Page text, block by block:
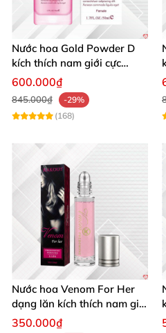
Nước hoa Gold Powder D
kích thích nam giới cực
mạnh tăng cường ham
600.000₫
845.000₫
-29%
(168)
Nước hoa Venom For Her
dạng lăn kích thích nam giới
tăng ham muốn mua ngay
350.000₫